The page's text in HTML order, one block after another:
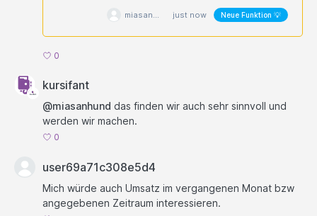
wer hat sich wann an- oder
abgemeldet, wem wurden von uns
Punkte drauf gebucht usw.
just now Neue Funktion 💡
0
kursifant
@miasanhund das finden wir auch sehr sinnvoll und
werden wir machen.
0
user69a71c308e5d4
Mich würde auch Umsatz im vergangenen Monat bzw
angegebenen Zeitraum interessieren.